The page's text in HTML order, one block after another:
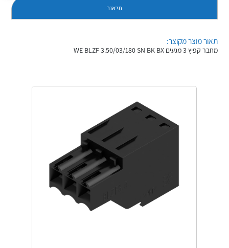
קופסאות וארונות לחשמל, בקרה ואלקטרוניקה
פתרונות וציוד לסביבה נפיצה EX
לכל מוצרי היצרן לכל מוצרי היצרן
תיאור
תאור מוצר מקוצר:
מחבר קפיץ 3 מגעים WE BLZF 3.50/03/180 SN BK BX